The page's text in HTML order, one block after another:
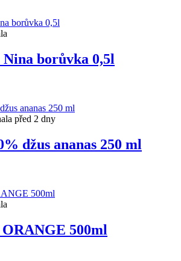
Nina borůvka 0,5l
před 2 dny
džus ananas 250 ml
500ml